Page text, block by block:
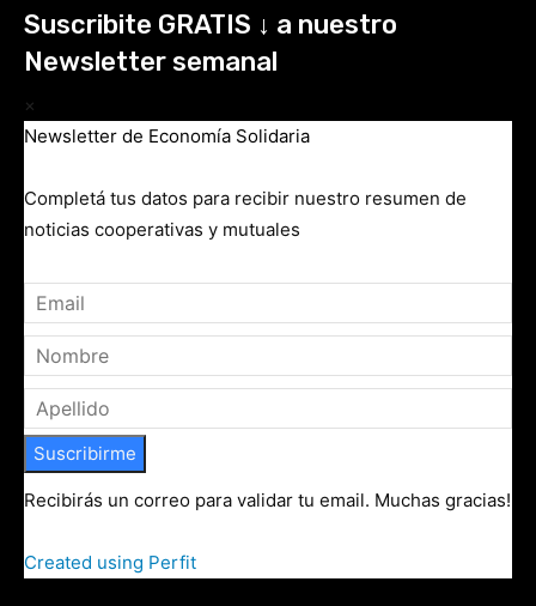
Suscribite GRATIS ↓ a nuestro
Newsletter semanal
×
Newsletter de Economía Solidaria
Completá tus datos para recibir nuestro resumen de
noticias cooperativas y mutuales
Suscribirme
Recibirás un correo para validar tu email. Muchas gracias!
Created using Perfit